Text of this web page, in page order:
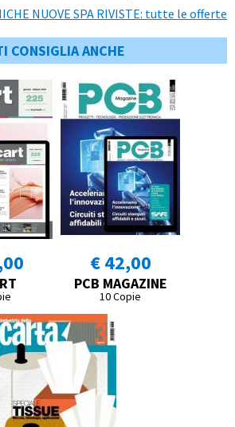
NUOVE SPA RIVISTE: tutte le offerte
CONSIGLIA ANCHE
€ 42,00
PCB MAGAZINE
10 Copie